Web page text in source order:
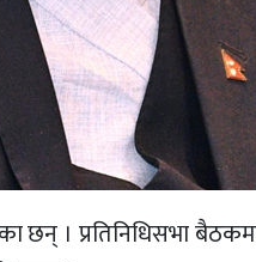
छन् । प्रतिनिधिसभा